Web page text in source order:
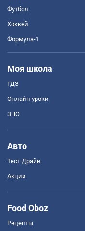
Футбол
Хоккей
Формула-1
Моя школа
ГДЗ
Онлайн уроки
ЗНО
Авто
Тест Драйв
Акции
Food Oboz
Рецепты